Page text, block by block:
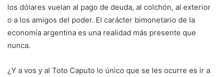
los dólares vuelan al pago de deuda, al colchón, al exterior
o a los amigos del poder. El carácter bimonetario de la
economía argentina es una realidad más presente que
nunca.
¿Y a vos y al Toto Caputo lo único que se les ocurre es ir a